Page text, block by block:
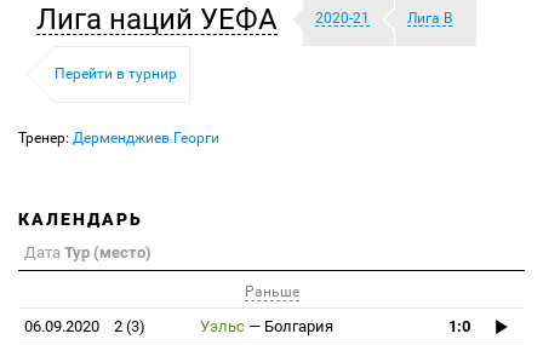
Лига наций УЕФА 2020-21 Лига B
Перейти в турнир
Тренер: Дерменджиев Георги
КАЛЕНДАРЬ
Дата Тур (место)
Раньше
06.09.2020 2 (3) Уэльс — Болгария 1:0